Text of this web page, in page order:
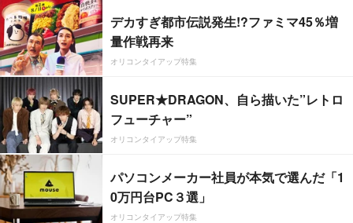
デカすぎ都市伝説発生!?ファミマ45％増
量作戦再来
オリコンタイアップ特集
SUPER★DRAGON、自ら描いた”レトロ
フューチャー”
オリコンタイアップ特集
パソコンメーカー社員が本気で選んだ「1
0万円台PC３選」
オリコンタイアップ特集